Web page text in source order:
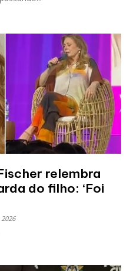
relembra
do filho: ‘Foi